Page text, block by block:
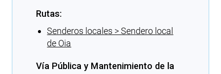
Rutas:
Senderos locales > Sendero local
de Oia
Vía Pública y Mantenimiento de la